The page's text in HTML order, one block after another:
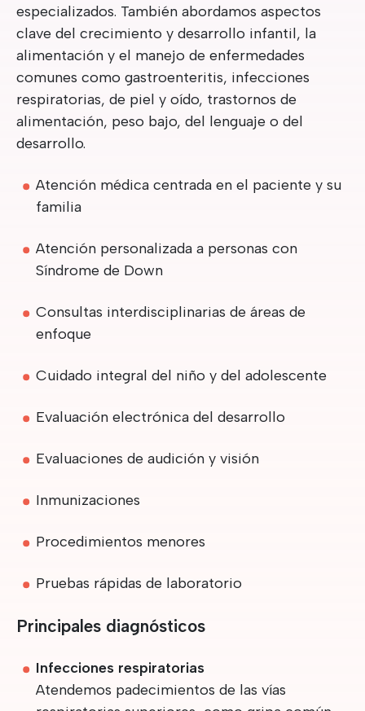
especializados. También abordamos aspectos
clave del crecimiento y desarrollo infantil, la
alimentación y el manejo de enfermedades
comunes como gastroenteritis, infecciones
respiratorias, de piel y oído, trastornos de
alimentación, peso bajo, del lenguaje o del
desarrollo.
Atención médica centrada en el paciente y su
familia
Atención personalizada a personas con
Síndrome de Down
Consultas interdisciplinarias de áreas de
enfoque
Cuidado integral del niño y del adolescente
Evaluación electrónica del desarrollo
Evaluaciones de audición y visión
Inmunizaciones
Procedimientos menores
Pruebas rápidas de laboratorio
Principales diagnósticos
Infecciones respiratorias
Atendemos padecimientos de las vías